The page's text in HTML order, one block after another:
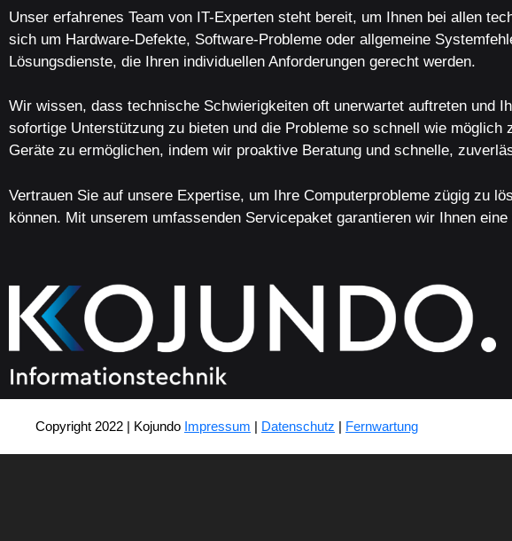
Unser erfahrenes Team von IT-Experten steht bereit, um Ihnen bei allen
sich um Hardware-Defekte, Software-Probleme oder allgemeine
Lösungsdienste, die Ihren individuellen Anforderungen gerecht werden.
Wir wissen, dass technische Schwierigkeiten oft unerwartet auftreten und
sofortige Unterstützung zu bieten und die Probleme so schnell wie
Geräte zu ermöglichen, indem wir proaktive Beratung und schnelle,
Vertrauen Sie auf unsere Expertise, um Ihre Computerprobleme zügig zu
können. Mit unserem umfassenden Servicepaket garantieren wir Ihnen
Copyright 2022 | Kojundo Impressum | Datenschutz | Fernwartung